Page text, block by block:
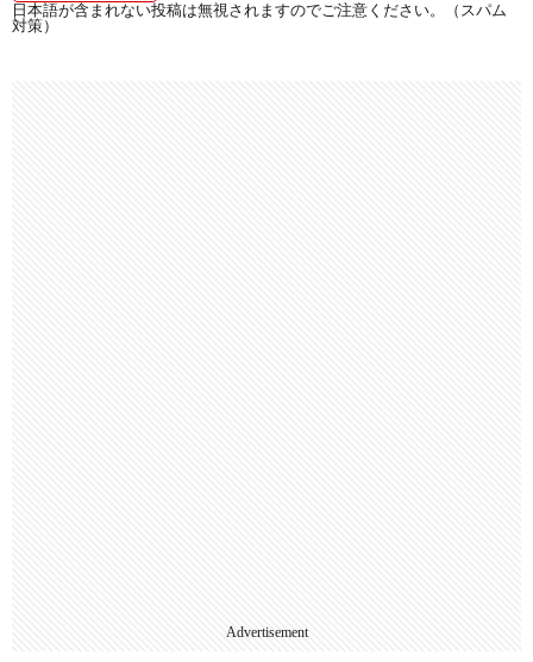
日本語が含まれない投稿は無視されますのでご注意ください。（スパム
対策）
Advertisement